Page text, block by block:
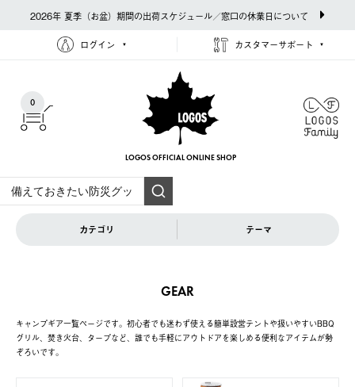
2026年 夏季（お盆）期間の出荷スケジュール／窓口の休業日について
ログイン カスタマーサポート
0
LOGOS OFFICIAL ONLINE SHOP
カテゴリ テーマ
GEAR
キャンプギア一覧ページです。初心者でも迷わず使える簡単設営テントや扱いやすいBBQ
グリル、焚き火台、タープなど、誰でも手軽にアウトドアを楽しめる便利なアイテムが勢
ぞろいです。